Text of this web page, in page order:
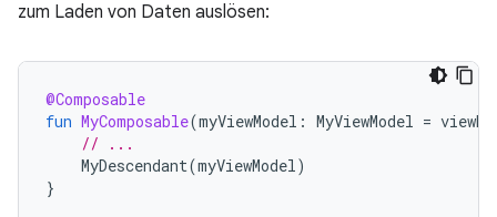
zum Laden von Daten auslösen:
@Composable
fun MyComposable(myViewModel : MyViewModel =
// ...
MyDescendant(myViewModel)
}